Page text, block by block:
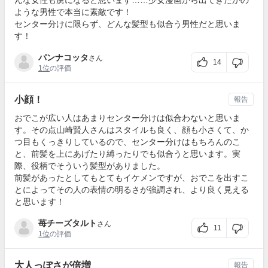
ような男性で本当に素敵です！
センター分けに限らず、どんな髪型も似合う男性だと思いま
す！
パンナコッタ さん
1位の評価
14
小顔！
おでこが広い人はあまりセンター分けは似合わないと思いま
す。その点山崎賢人さんはスタイルも良く、顔も小さくて、か
つ目もくっきりしているので、センター分けはもちろんのこ
と、前髪を上にあげたり縛ったりでも似合うと思います。実
際、役柄でそういう髪型がありました。
前髪があったとしてもとてもイケメンですが、おでこを出すこ
とによってその人の表情の明るさが強調され、より良く見える
と思います！
苺チーズタルト さん
1位の評価
11
報告
大人っぽさが倍増 報告